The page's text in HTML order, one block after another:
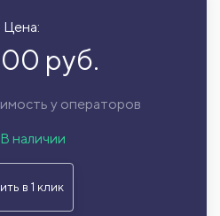
Цена:
руб.
у операторов
В наличии
в 1 клик